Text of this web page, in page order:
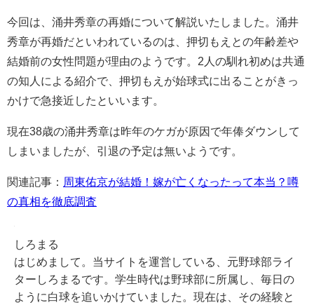
今回は、涌井秀章の再婚について解説いたしました。涌井
秀章が再婚だといわれているのは、押切もえとの年齢差や
結婚前の女性問題が理由のようです。2人の馴れ初めは共通
の知人による紹介で、押切もえが始球式に出ることがきっ
かけで急接近したといいます。
現在38歳の涌井秀章は昨年のケガが原因で年俸ダウンして
しまいましたが、引退の予定は無いようです。
関連記事： 周東佑京が結婚！嫁が亡くなったって本当？噂
の真相を徹底調査
しろまる
はじめまして。当サイトを運営している、元野球部ライ
ターしろまるです。学生時代は野球部に所属し、毎日の
ように白球を追いかけていました。現在は、その経験と